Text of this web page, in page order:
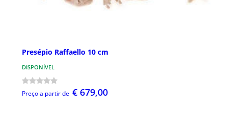
Presépio Raffaello 10 cm
DISPONÍVEL
Preço a partir de € 679,00